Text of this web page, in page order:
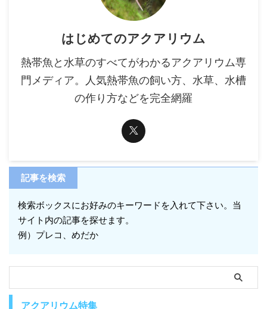
はじめてのアクアリウム
熱帯魚と水草のすべてがわかるアクアリウム専
門メディア。人気熱帯魚の飼い方、水草、水槽
の作り方などを完全網羅
記事を検索
検索ボックスにお好みのキーワードを入れて下さい。当
サイト内の記事を探せます。
例）プレコ、めだか
アクアリウム特集